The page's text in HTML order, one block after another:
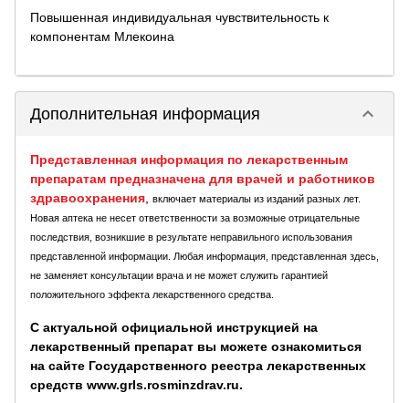
Повышенная индивидуальная чувствительность к
компонентам Млекоина
Дополнительная информация keyboard_arrow_down
Представленная информация по лекарственным
препаратам предназначена для врачей и работников
здравоохранения
включает материалы из изданий разных лет.
Новая аптека не несет ответственности за возможные отрицательные
последствия, возникшие в результате неправильного использования
представленной информации. Любая информация, представленная здесь,
не заменяет консультации врача и не может служить гарантией
положительного эффекта лекарственного средства.
С актуальной официальной инструкцией на
лекарственный препарат вы можете ознакомиться
на сайте Государственного реестра лекарственных
средств www.grls.rosminzdrav.ru.